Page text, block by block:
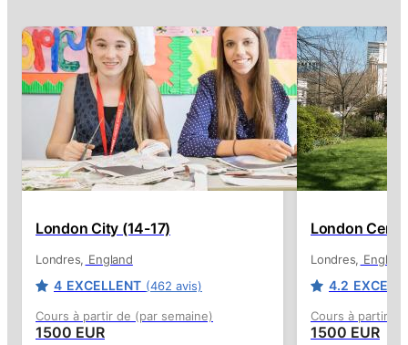
London City (14-17)
Londres England
4 EXCELLENT (462 avis)
Cours à partir de (par semaine)
1500 EUR
London
Londres England
4.2
Cours à partir
1500 EUR